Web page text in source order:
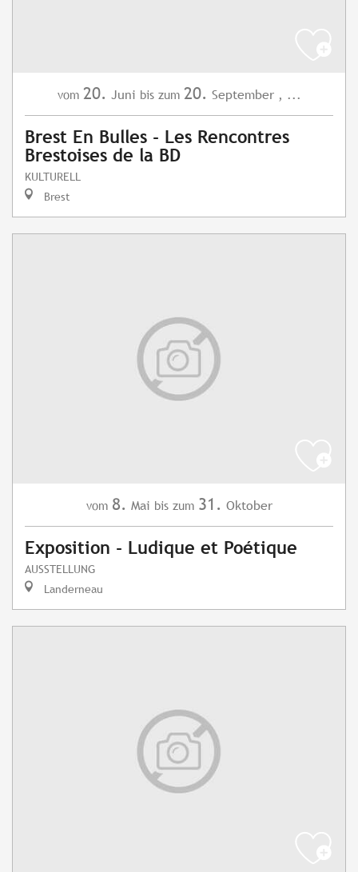
vom 20. Juni bis zum 20. September, ...
Brest En Bulles - Les Rencontres
Brestoises de la BD
KULTURELL
Brest
vom 8. Mai bis zum 31. Oktober
Exposition - Ludique et Poétique
AUSSTELLUNG
Landerneau